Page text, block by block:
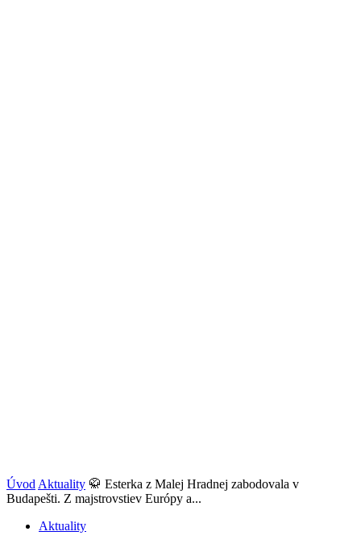
Úvod Aktuality 🥋 Esterka z Malej Hradnej zabodovala v
Budapešti. Z majstrovstiev Európy a...
Aktuality